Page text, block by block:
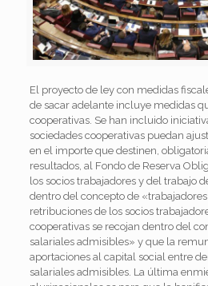
El proyecto de ley con medidas
de sacar adelante incluye medidas
cooperativas. Se han incluido
sociedades cooperativas puedan
en el importe que destinen,
resultados, al Fondo de Reserva
los socios trabajadores y del trabajo
dentro del concepto de
retribuciones de los socios
cooperativas se recojan dentro del
salariales admisibles» y que la
aportaciones al capital social entre
salariales admisibles. La última